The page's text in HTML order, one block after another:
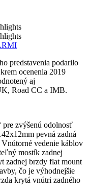
predstavenia podarilo
ocenenia 2019
aj
Road CC a IMB.
zvýšenú odolnosť
pevná zadná
vedenie káblov
mostík zadnej
zadnej brzdy flat mount
čo je výhodnejšie
krytá vnútri zadného